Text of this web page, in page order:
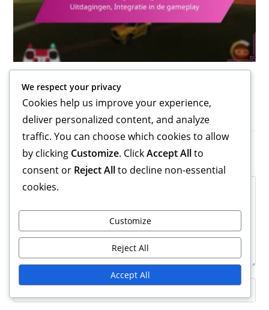
Uitdagingen, Integratie in de gameplay
13/02/2026
Leave a Reply
Comment
Enter
your
We respect your privacy
Cookies help us improve your experience,
deliver personalized content, and analyze
traffic. You can choose which cookies to allow
by clicking Customize. ClickAccept Allto
consent or Reject Allto decline non-essential
cookies.
Customize
Reject All
Accept All